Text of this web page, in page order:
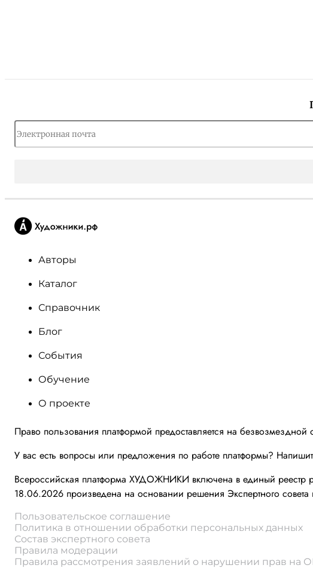
Авторы
Каталог
Справочник
Блог
События
Обучение
О проекте
Право пользования платформой предоставляется на безвозмездной
У вас есть вопросы или предложения по работе платформы?
Всероссийская платформа ХУДОЖНИКИ включена в единый реестр
18.06.2026 произведена на основании решения Экспертного
Пользовательское соглашение
Политика в отношении обработки персональных данных
Состав экспертного совета
Правила модерации
Правила рассмотрения заявлений о нарушении прав на